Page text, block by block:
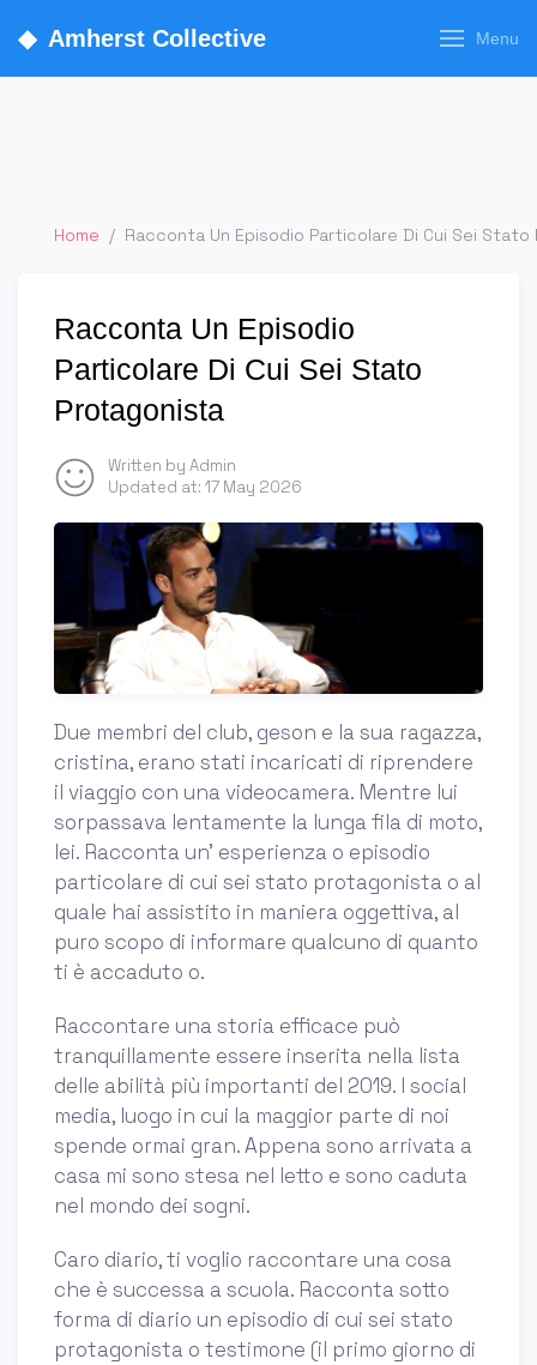
◆ Amherst Collective Menu
Home / Racconta Un Episodio Particolare Di Cui Sei
Racconta Un Episodio
Particolare Di Cui Sei Stato
Protagonista
Written by Admin
Updated at: 17 May 2026
Due membri del club, geson e la sua ragazza,
cristina, erano stati incaricati di riprendere
il viaggio con una videocamera. Mentre lui
sorpassava lentamente la lunga fila di moto,
lei. Racconta un' esperienza o episodio
particolare di cui sei stato protagonista o al
quale hai assistito in maniera oggettiva, al
puro scopo di informare qualcuno di quanto
ti è accaduto o.
Raccontare una storia efficace può
tranquillamente essere inserita nella lista
delle abilità più importanti del 2019. I social
media, luogo in cui la maggior parte di noi
spende ormai gran. Appena sono arrivata a
casa mi sono stesa nel letto e sono caduta
nel mondo dei sogni.
Caro diario, ti voglio raccontare una cosa
che è successa a scuola. Racconta sotto
forma di diario un episodio di cui sei stato
protagonista o testimone (il primo giorno di